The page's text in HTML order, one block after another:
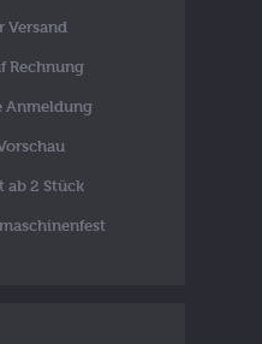
Versand
Rechnung
Anmeldung
ab 2 Stück